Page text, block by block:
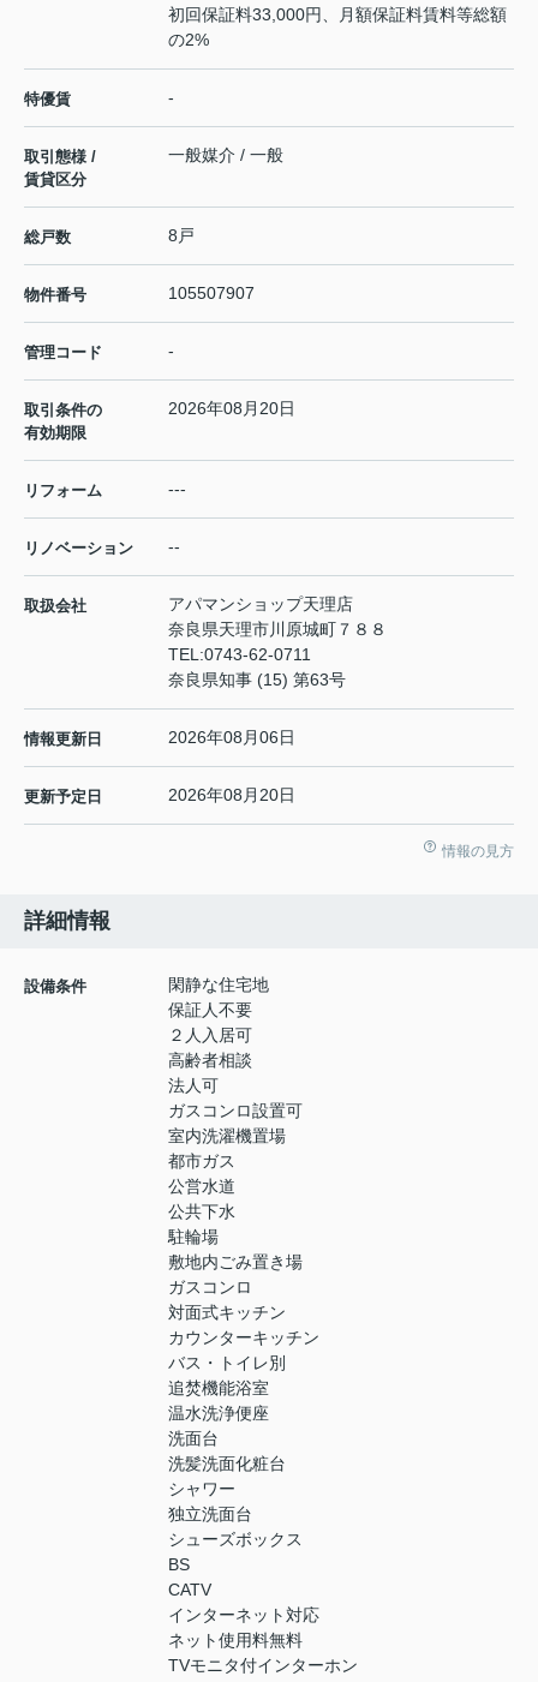
初回保証料33,000円、月額保証料賃料等総額
の2%
特優賃 -
取引態様 /
賃貸区分
一般媒介 / 一般
総戸数 8戸
物件番号 105507907
管理コード -
取引条件の
有効期限
2026年08月20日
リフォーム ---
リノベーション --
取扱会社
アパマンショップ天理店
奈良県天理市川原城町７８８
TEL:0743-62-0711
奈良県知事 (15) 第63号
情報更新日 2026年08月06日
更新予定日 2026年08月20日
情報の見方
詳細情報
設備条件
閑静な住宅地
保証人不要
２人入居可
高齢者相談
法人可
ガスコンロ設置可
室内洗濯機置場
都市ガス
公営水道
公共下水
駐輪場
敷地内ごみ置き場
ガスコンロ
対面式キッチン
カウンターキッチン
バス・トイレ別
追焚機能浴室
温水洗浄便座
洗面台
洗髪洗面化粧台
シャワー
独立洗面台
シューズボックス
BS
CATV
インターネット対応
ネット使用料無料
TVモニタ付インターホン